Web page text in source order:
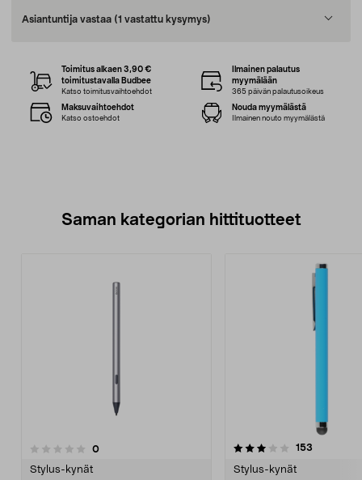
Asiantuntija vastaa (1 vastattu kysymys)
Toimitus alkaen 3,90 €
toimitustavalla Budbee
Katso toimitusvaihtoehdot
Ilmainen palautus
myymälään
365 päivän palautusoikeus
Maksuvaihtoehdot
Katso ostoehdot
Nouda myymälästä
Ilmainen nouto myymälästä
Saman kategorian hittituotteet
0arvostelut
Stylus-kynät
3.5 viidestä
153
Stylus-kynät
4.0 viidestä